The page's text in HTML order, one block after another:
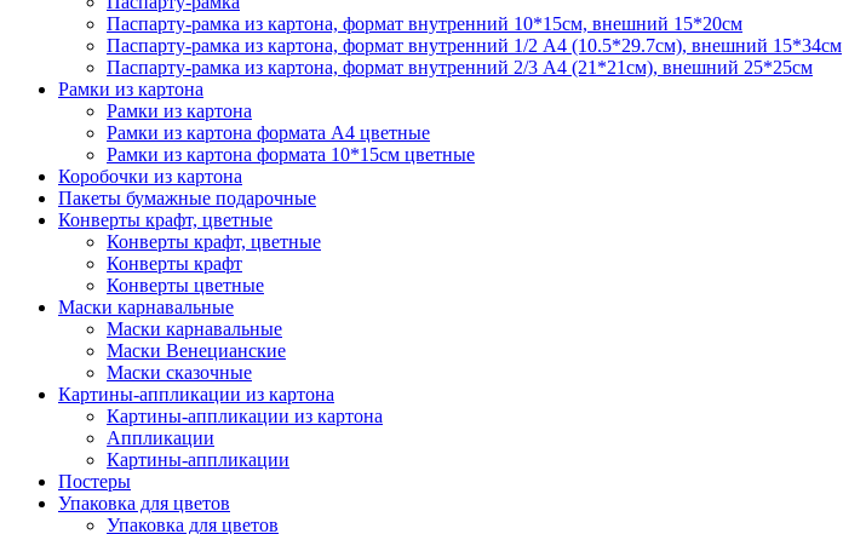
Паспарту-рамка из картона, формат внутренний 10*15см, внешний 15*20см
Паспарту-рамка из картона, формат внутренний 1/2 А4 (10.5*29.7см), внешний 15*34см
Паспарту-рамка из картона, формат внутренний 2/3 А4 (21*21см), внешний 25*25см
Рамки из картона
Рамки из картона
Рамки из картона формата А4 цветные
Рамки из картона формата 10*15см цветные
Коробочки из картона
Пакеты бумажные подарочные
Конверты крафт, цветные
Конверты крафт, цветные
Конверты крафт
Конверты цветные
Маски карнавальные
Маски карнавальные
Маски Венецианские
Маски сказочные
Картины-аппликации из картона
Картины-аппликации из картона
Аппликации
Картины-аппликации
Постеры
Упаковка для цветов
Упаковка для цветов